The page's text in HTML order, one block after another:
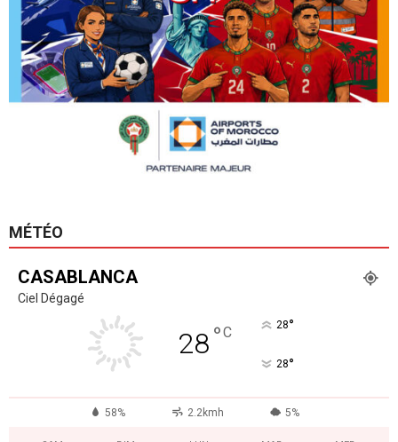
MÉTÉO
CASABLANCA
Ciel Dégagé
28°C 28°
28°
58% 2.2kmh 5%